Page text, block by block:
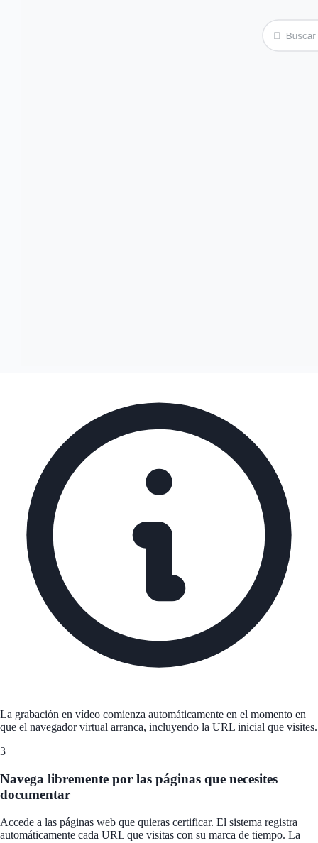
La grabación en vídeo comienza automáticamente en el momento en
que el navegador virtual arranca, incluyendo la URL inicial que visites.
3
Navega libremente por las páginas que necesites
documentar
Accede a las páginas web que quieras certificar. El sistema registra
automáticamente cada URL que visitas con su marca de tiempo. La